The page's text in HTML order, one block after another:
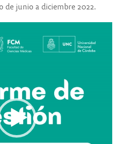
de junio a diciembre 2022.